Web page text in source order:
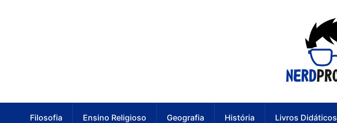
Filosofia Ensino Religioso Geografia História Livros Didáticos